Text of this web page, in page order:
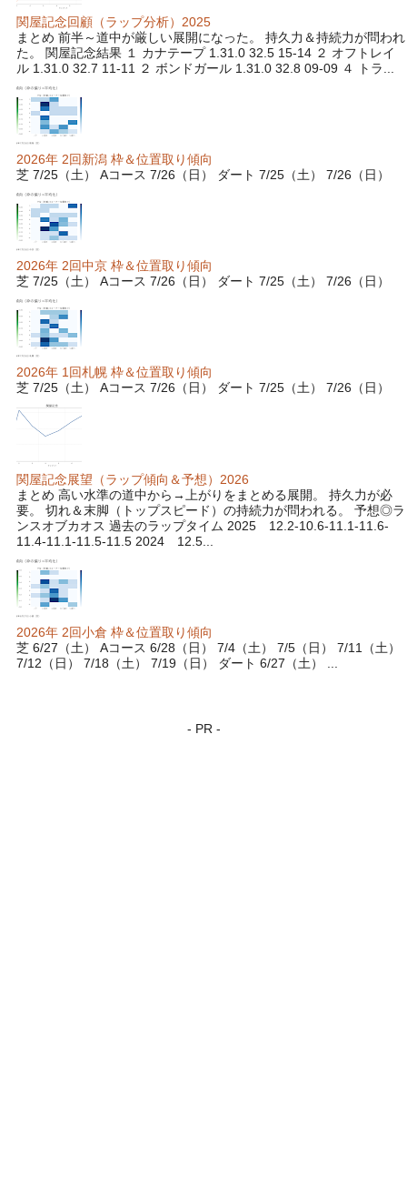
関屋記念回顧（ラップ分析）2025
まとめ 前半～道中が厳しい展開になった。 持久力＆持続力が問われ
た。 関屋記念結果 １ カナテープ 1.31.0 32.5 15-14 ２ オフトレイ
ル 1.31.0 32.7 11-11 ２ ボンドガール 1.31.0 32.8 09-09 ４ トラ...
2026年 2回新潟 枠＆位置取り傾向
芝 7/25（土） Aコース 7/26（日） ダート 7/25（土） 7/26（日）
2026年 2回中京 枠＆位置取り傾向
芝 7/25（土） Aコース 7/26（日） ダート 7/25（土） 7/26（日）
2026年 1回札幌 枠＆位置取り傾向
芝 7/25（土） Aコース 7/26（日） ダート 7/25（土） 7/26（日）
関屋記念展望（ラップ傾向＆予想）2026
まとめ 高い水準の道中から→上がりをまとめる展開。 持久力が必
要。 切れ＆末脚（トップスピード）の持続力が問われる。 予想◎ラ
ンスオブカオス 過去のラップタイム 2025 12.2-10.6-11.1-11.6-
11.4-11.1-11.5-11.5 2024 12.5...
2026年 2回小倉 枠＆位置取り傾向
芝 6/27（土） Aコース 6/28（日） 7/4（土） 7/5（日） 7/11（土）
7/12（日） 7/18（土） 7/19（日） ダート 6/27（土） ...
- PR -